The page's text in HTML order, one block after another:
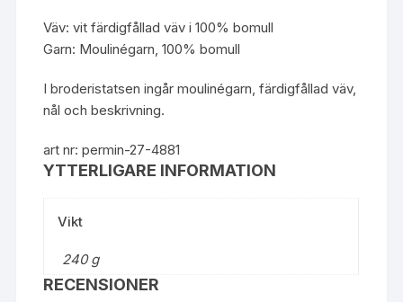
Väv: vit färdigfållad väv i 100% bomull
Garn: Moulinégarn, 100% bomull
I broderistatsen ingår moulinégarn, färdigfållad väv,
nål och beskrivning.
art nr: permin-27-4881
YTTERLIGARE INFORMATION
Vikt
240 g
RECENSIONER